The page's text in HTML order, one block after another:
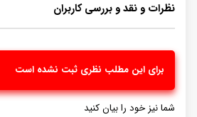
نظرات و نقد و بررسی کاربران
برای این مطلب نظری ثبت نشده است
شما نیز خود را بیان کنید